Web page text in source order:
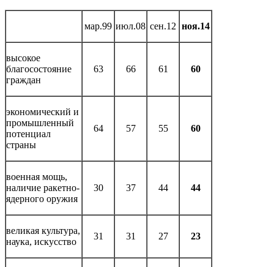
мар.99 июл.08 сен.12 ноя.14
высокое
благосостояние
граждан
63 66 61 60
экономический и
промышленный
потенциал
страны
64 57 55 60
военная мощь,
наличие ракетно-
ядерного оружия
30 37 44 44
великая культура,
наука, искусство
31 31 27 23